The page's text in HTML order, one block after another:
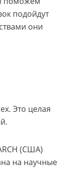
подойдут
они
Это целая
(США)
на научные